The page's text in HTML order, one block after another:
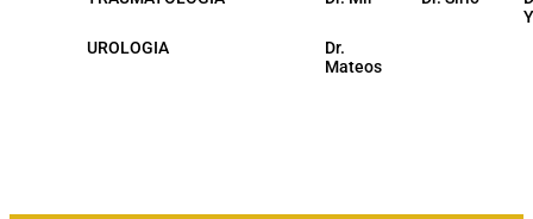
UROLOGIA
Dr.
Mateos